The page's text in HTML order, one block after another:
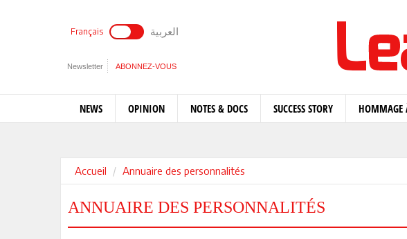
Français العربية
Newsletter ABONNEZ-VOUS
NEWS OPINION NOTES & DOCS SUCCESS STORY HOMMAGE
Accueil Annuaire des personnalités
ANNUAIRE DES PERSONNALITÉS